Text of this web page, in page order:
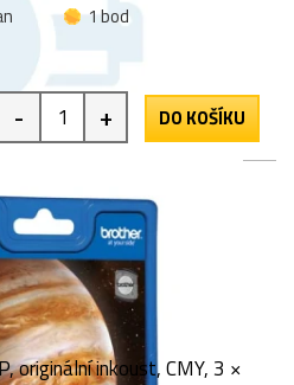
1 bod
- + DO KOŠÍKU
originální inkoust, CMY, 3 ×